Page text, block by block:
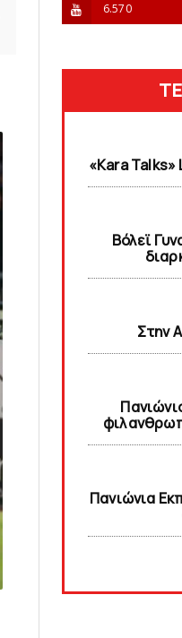
6.570
«Kara Talks»
Bόλεϊ
Στην
Πανιώνια
Θλίψη